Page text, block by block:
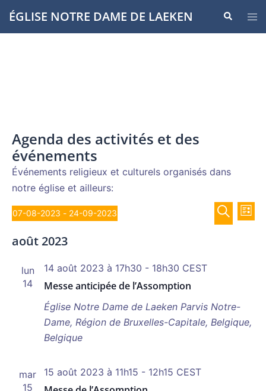
Aller
auÉGLISE NOTRE DAME DE LAEKEN
le
Agenda des activités et des
événements
Événements religieux et culturels organisés dans
notre église et ailleurs:
Évènements
et
de
LISTE
07-08-2023 - 24-09-2023
une
août 2023
lun
14
Messe anticipée de l’Assomption
14 août 2023 à 17h30 - 18h30 CEST
Église Notre Dame de Laeken Parvis Notre-
Dame, Région de Bruxelles-Capitale, Belgique,
Belgique
mar
15
15 août 2023 à 11h15 - 12h15 CEST